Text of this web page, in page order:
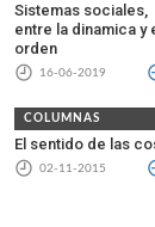
Sistemas sociales,
entre la dinamica y
orden
16-06-2019
COLUMNAS
El sentido de las
02-11-2015